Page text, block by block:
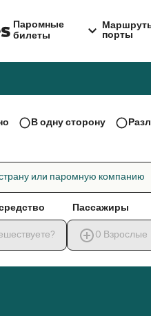
Паромные
билеты
порты
В одну сторону
или паромную компанию
Пассажиры
0 Взрослые